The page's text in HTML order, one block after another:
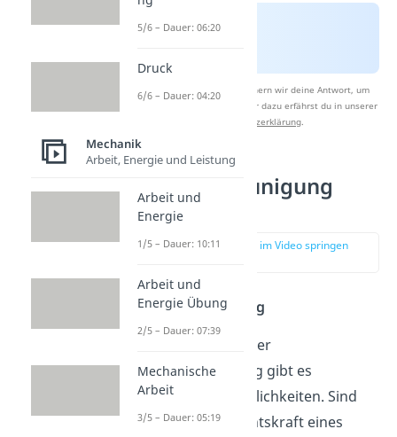
Nach Beantwortung speichern wir deine Antwort, um
Studyflix zu verbessern. Mehr dazu erfährst du in unserer
Datenschutzerklärung.
Fallbeschleunigung
berechnen
zur Stelle im Video springen
Erdbeschleunigung
Zur Bestimmung der
Erdbeschleunigung gibt es
verschiedene Möglichkeiten. Sind
Masse und Gewichtskraft eines
5/6 – Dauer: 06:20
Druck
6/6 – Dauer: 04:20
Mechanik
Arbeit, Energie und Leistung
Arbeit und
Energie
1/5 – Dauer: 10:11
Arbeit und
Energie Übung
2/5 – Dauer: 07:39
Mechanische
Arbeit
3/5 – Dauer: 05:19